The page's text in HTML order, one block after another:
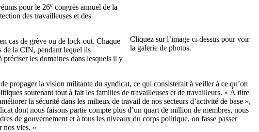
Cliquez sur l’image ci-dessus pour voir
la galerie de photos.
pour le 26e congrès annuel de la
des travailleuses et des
cas de grève ou de lock-out. Chaque
de la CIN, pendant lequel ils
préciser les domaines dans lesquels il y
propager la vision militante du syndicat, ce qui consisterait à veiller à ce qu’on
soutenant tout à fait les familles de travailleuses et de travailleurs. « À titre
la sécurité dans les milieux de travail de nos secteurs d’activité de base »,
dont nous faisons partie compte plus d’un quart de million de membres, nous
de gouvernement et à tous les niveaux du corps politique, on fasse passer
nos vies. »